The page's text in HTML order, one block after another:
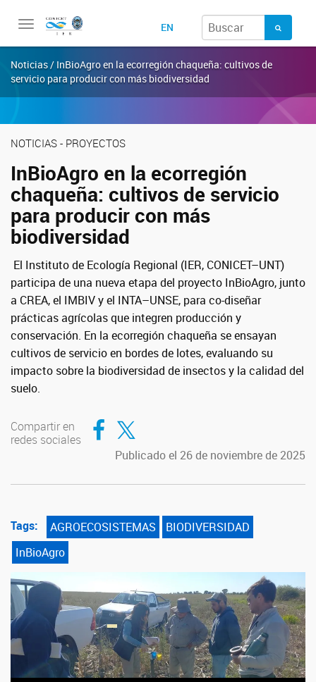
Toggle
EN
Noticias / InBioAgro en la ecorregión chaqueña: cultivos de
servicio para producir con más biodiversidad
NOTICIAS - PROYECTOS
InBioAgro en la ecorregión
chaqueña: cultivos de servicio
para producir con más
biodiversidad
El Instituto de Ecología Regional (IER, CONICET–UNT)
participa de una nueva etapa del proyecto InBioAgro, junto
a CREA, el IMBIV y el INTA–UNSE, para co-diseñar
prácticas agrícolas que integren producción y
conservación. En la ecorregión chaqueña se ensayan
cultivos de servicio en bordes de lotes, evaluando su
impacto sobre la biodiversidad de insectos y la calidad del
suelo.
Compartir en
redes sociales
Compartir en Facebook
Compartir en Twitter
Publicado el 26 de noviembre de 2025
Tags: AGROECOSISTEMAS
BIODIVERSIDAD
InBioAgro